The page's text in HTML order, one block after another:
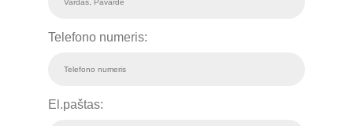
Telefono numeris:
El.paštas: